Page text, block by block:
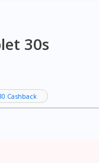
30s
Cashback